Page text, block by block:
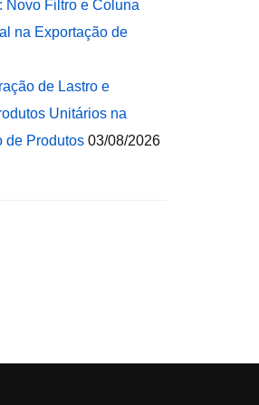
Novo Filtro e Coluna
na Exportação de
de Lastro e
Unitários na
de Produtos 03/08/2026